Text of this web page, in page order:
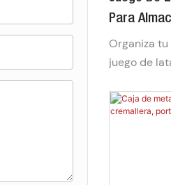
Para
Etiquetas,
Especias.
Organiza
juego de
resistente
latas
elegante